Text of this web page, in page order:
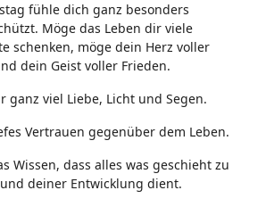
fühle dich ganz besonders
Möge das Leben dir viele
schenken, möge dein Herz voller
dein Geist voller Frieden.
ganz viel Liebe, Licht und Segen.
Vertrauen gegenüber dem Leben.
Wissen, dass alles was geschieht zu
deiner Entwicklung dient.